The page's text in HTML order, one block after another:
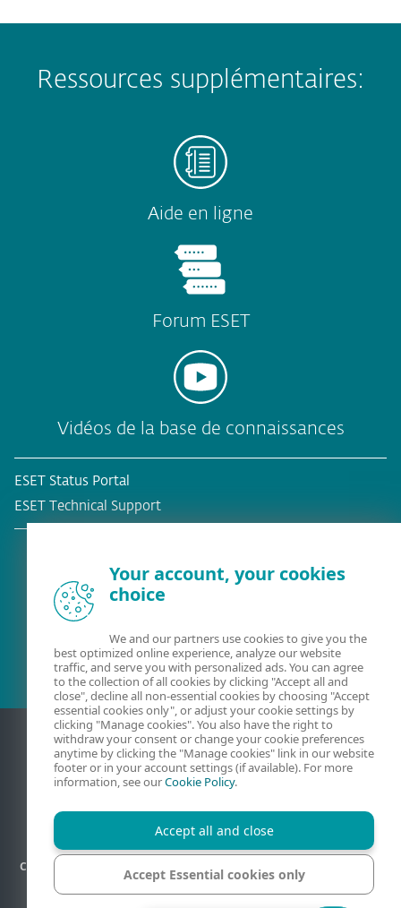
Ressources supplémentaires:
Aide en ligne
Forum ESET
Vidéos de la base de connaissances
ESET Status Portal
ESET Technical Support
Contact Confidentialité Informations légales
Your account, your cookies
choice
We and our partners use cookies to give you the
best optimized online experience, analyze our website
traffic, and serve you with personalized ads. You can agree
to the collection of all cookies by clicking "Accept all and
close", decline all non-essential cookies by choosing "Accept
essential cookies only", or adjust your cookie settings by
clicking "Manage cookies". You also have the right to
withdraw your consent or change your cookie preferences
anytime by clicking the "Manage cookies" link in our website
footer or in your account settings (if available). For more
information, see ourCookie Policy.
Accept all and close
Accept Essential cookies only